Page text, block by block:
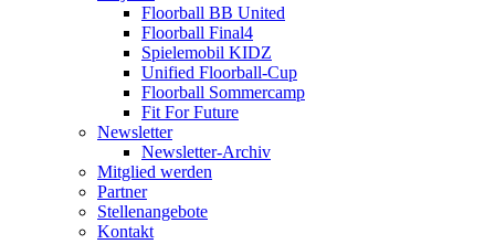
Floorball BB United
Floorball Final4
Spielemobil KIDZ
Unified Floorball-Cup
Floorball Sommercamp
Fit For Future
Newsletter
Newsletter-Archiv
Mitglied werden
Partner
Stellenangebote
Kontakt